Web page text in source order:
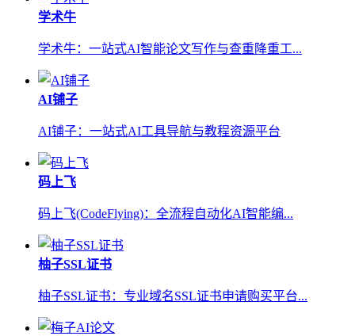
学术牛
学术牛：一站式AI智能论文写作与查重降重工...
AI铺子
AI铺子：一站式AI工具导航与教程资源平台
码上飞
码上飞(CodeFlying)：全流程自动化AI智能编...
柚子SSL证书
柚子SSL证书：专业域名SSL证书申请购买平台...